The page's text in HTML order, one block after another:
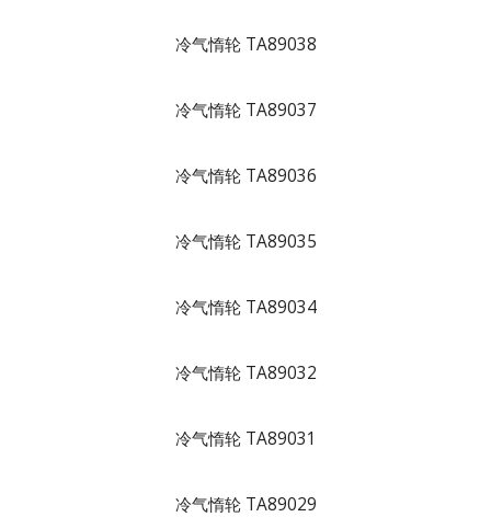
冷气惰轮 TA89038
冷气惰轮 TA89037
冷气惰轮 TA89036
冷气惰轮 TA89035
冷气惰轮 TA89034
冷气惰轮 TA89032
冷气惰轮 TA89031
冷气惰轮 TA89029